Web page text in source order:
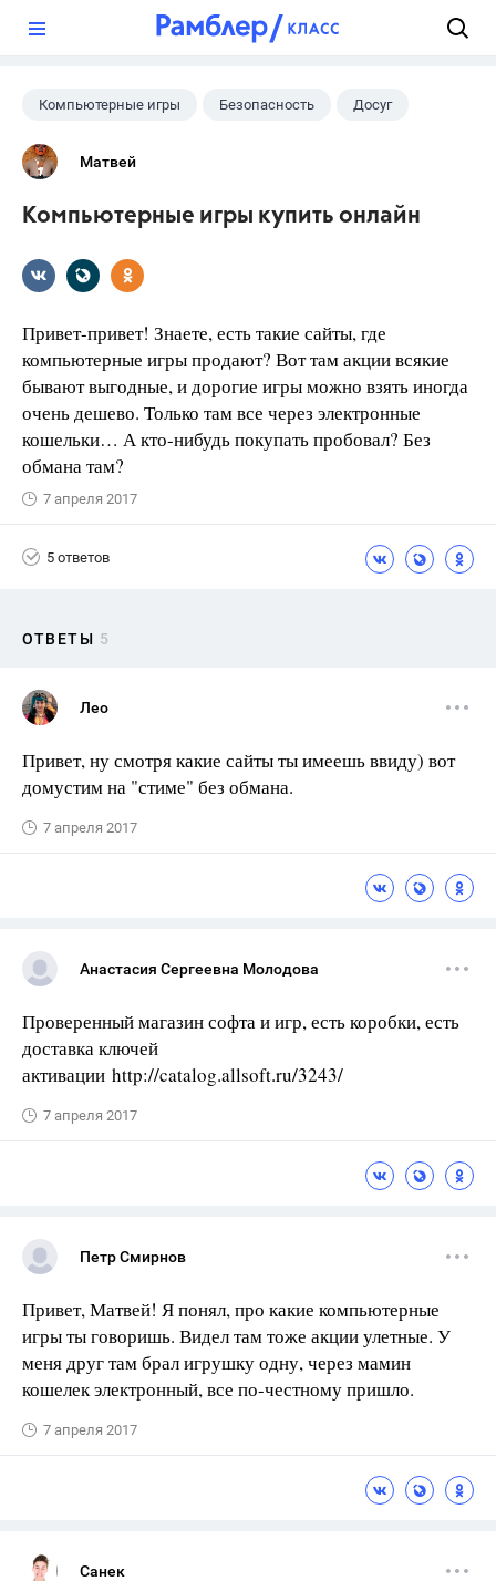
Компьютерные игры Безопасность Досуг
Матвей
Компьютерные игры купить онлайн
Привет-привет! Знаете, есть такие сайты, где
компьютерные игры продают? Вот там акции всякие
бывают выгодные, и дорогие игры можно взять иногда
очень дешево. Только там все через электронные
кошельки… А кто-нибудь покупать пробовал? Без
обмана там?
7 апреля 2017
5 ответов
ОТВЕТЫ 5
Лео
Привет, ну смотря какие сайты ты имеешь ввиду) вот
домустим на "стиме" без обмана.
7 апреля 2017
Анастасия Сергеевна Молодова
Проверенный магазин софта и игр, есть коробки, есть
доставка ключей
активации http://catalog.allsoft.ru/3243/
7 апреля 2017
Петр Смирнов
Привет, Матвей! Я понял, про какие компьютерные
игры ты говоришь. Видел там тоже акции улетные. У
меня друг там брал игрушку одну, через мамин
кошелек электронный, все по-честному пришло.
7 апреля 2017
Санек